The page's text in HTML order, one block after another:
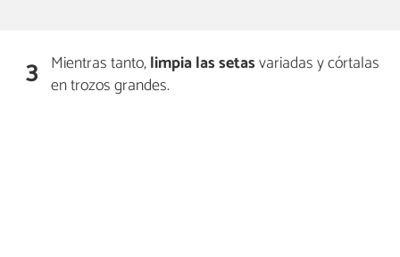
3 Mientras tanto,limpia las setasvariadas y córtalas
en trozos grandes.